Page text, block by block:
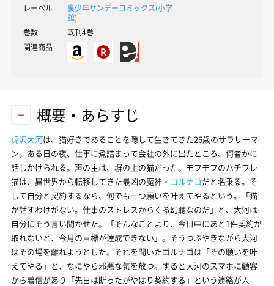
レーベル
裏少年サンデーコミックス(小学
館)
巻数
既刊4巻
関連商品
概要・あらすじ
虎沢大河は、猫好きであることを隠して生きてきた26歳のサラリーマ
ン。ある日の夜、仕事に煮詰まって会社の外に出たところ、何者かに
話しかけられる。声の主は、塀の上の猫だった。モフモフのハチワレ
猫は、異世界から転移してきた最凶の魔神・ ゴルナゴだと名乗る。そ
して自分と契約するなら、何でも一つ願いを叶えてやるという。「猫
が話すわけがない。仕事のストレスからくる幻聴なのだ」と、大河は
自分にそう言い聞かせた。「そんなことより、今日中にあと1件契約が
取れないと、今月の目標が達成できない」。そうつぶやきながら大河
はその場を離れようとした。それを聞いたゴルナゴは「その願いを叶
えてやる」と、なにやら邪悪な気を放つ。すると大河のスマホに顧客
から着信があり「先日は断ったがやはり契約する」という連絡が入